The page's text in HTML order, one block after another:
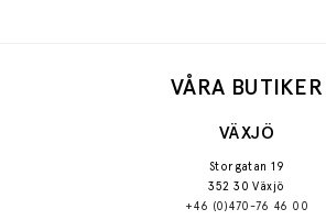
VÅRA BUTIKER
VÄXJÖ
Storgatan 19
352 30 Växjö
+46 (0)470-76 46 00